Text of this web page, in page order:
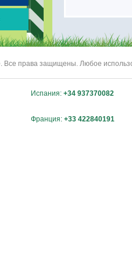
права защищены. Любое
Испания: +34 937370082
Франция: +33 422840191